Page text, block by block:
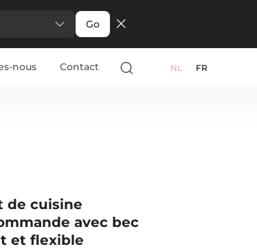
Go
nous Contact NL FR
de cuisine
avec bec
et flexible